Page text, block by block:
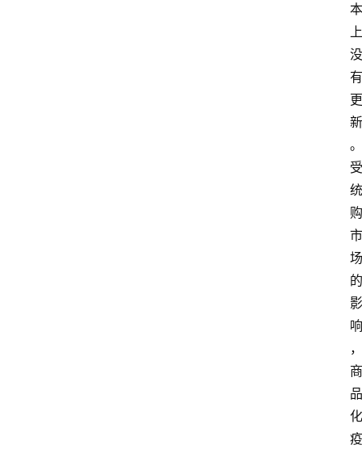
本
上
没
有
更
新
。
受
统
购
市
场
的
影
响
，
商
品
化
疫